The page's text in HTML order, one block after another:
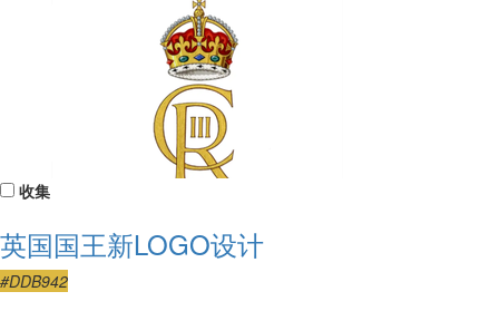
收集
英国国王新LOGO设计
#DDB942